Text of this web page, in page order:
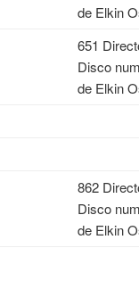
de Elkin
651
Disco
de Elkin
862
Disco
de Elkin